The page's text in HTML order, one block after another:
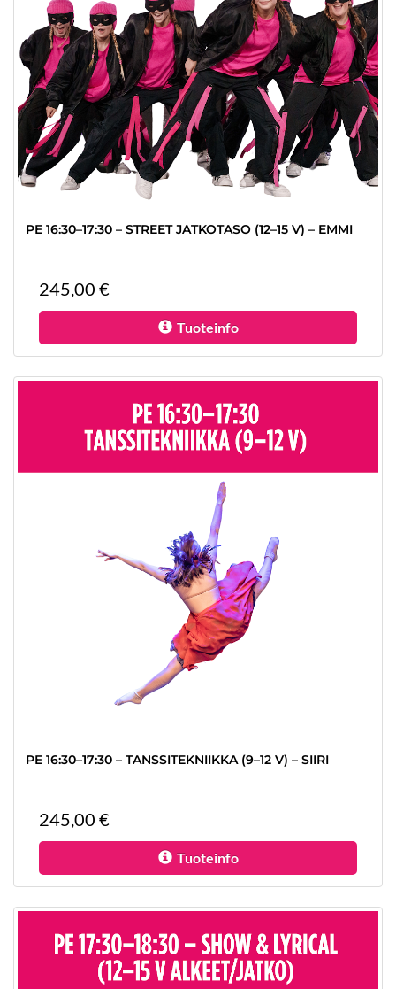
PE 16:30–17:30 – STREET JATKOTASO (12–15 V) – EMMI
245,00 €
Tuoteinfo
PE 16:30–17:30 – TANSSITEKNIIKKA (9–12 V) – SIIRI
245,00 €
Tuoteinfo